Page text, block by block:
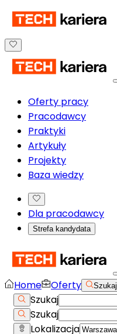
Oferty pracy
Pracodawcy
Praktyki
Artykuły
Projekty
Baza wiedzy
Dla pracodawcy
Strefa kandydata
Home Oferty Szukaj
Szukaj
Szukaj
Lokalizacja